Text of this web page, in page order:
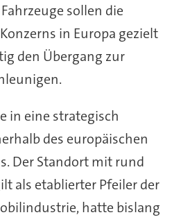
sollen die
in Europa gezielt
den Übergang zur
in eine strategisch
des europäischen
Der Standort mit rund
als etablierter Pfeiler der
hatte bislang